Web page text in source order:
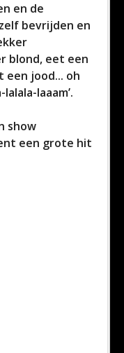
en de
bevrijden en
blond, eet een
een jood... oh
laaam’.
show
een grote hit